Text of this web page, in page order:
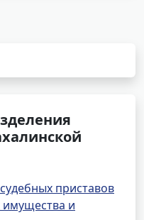
приставов
имущества и